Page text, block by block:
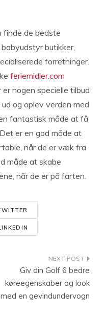
finde de bedste
butikker,
forretninger.
feriemidler.com
nogen specielle tilbud
og oplev verden med
fantastisk måde at få
er en god måde at
når de er væk fra
måde at skabe
når de er på farten.
Giv din Golf 6 bedre
køreegenskaber og look
med en gevindundervogn